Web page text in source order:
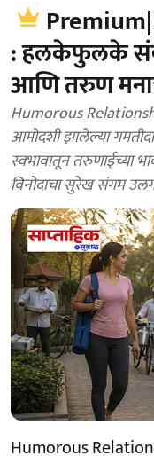
: हलकेफुलके
आणि तरुण
Humorous
आमोदशी झालेल्या
स्वभावातून तरुणाईच्या
विनोदाचा सुरेख संगम
Humorous